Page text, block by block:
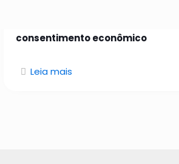
consentimento econômico
Leia mais